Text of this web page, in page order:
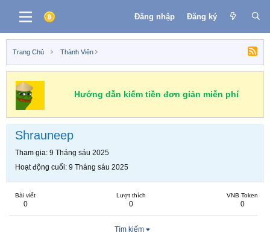
Đăng nhập Đăng ký
Trang Chủ Thành Viên
Hướng dẫn kiếm tiền đơn giản miễn phí
Shrauneep
Tham gia 9 Tháng sáu 2025
Hoạt động cuối 9 Tháng sáu 2025
Bài viết
0
Lượt thích
0
VNB Token
0
Tìm kiếm